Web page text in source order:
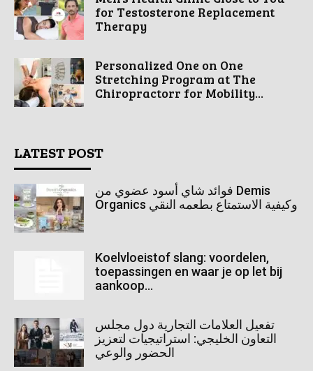
for Testosterone Replacement
Therapy
Personalized One on One
Stretching Program at The
Chiropractorr for Mobility...
LATEST POST
فوائد شاي أسود عضوي من Demis
Organics وكيفية الاستمتاع بطعمه النقي
Koelvloeistof slang: voordelen,
toepassingen en waar je op let bij
aankoop...
تفعيل العلامات التجارية دول مجلس
التعاون الخليجي: استراتيجيات لتعزيز
الحضور والوعي